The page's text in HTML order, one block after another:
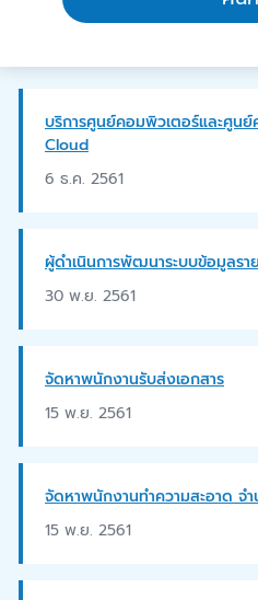
บริการศูนย์คอมพิวเตอร์และศูน
Cloud
6 ธ.ค. 2561
ผู้ดำเนินการพัฒนาระบบข้อมูลรา
30 พ.ย. 2561
จัดหาพนักงานรับส่งเอกสาร
15 พ.ย. 2561
จัดหาพนักงานทำความสะอาด จ
15 พ.ย. 2561